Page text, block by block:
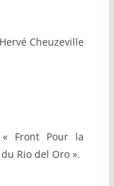
Hervé Cheuzeville
« Front Pour la
Rio del Oro ».